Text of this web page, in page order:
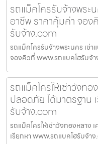
รถแม็คโครรับจ้างพร
อาชีพ ราคาคุ้มค่า จอ
รับจ้าง.com
รถแม็คโครรับจ้างพระนคร เช่
จองคิวที่ www.รถแบคโฮรับจ้
รถแม็คโครให้เช่าวังท
ปลอดภัย ได้มาตรฐาน
รับจ้าง.com
รถแม็คโครให้เช่าวังทองหลาง
เรียกหา www.รถแบคโฮรับจ้